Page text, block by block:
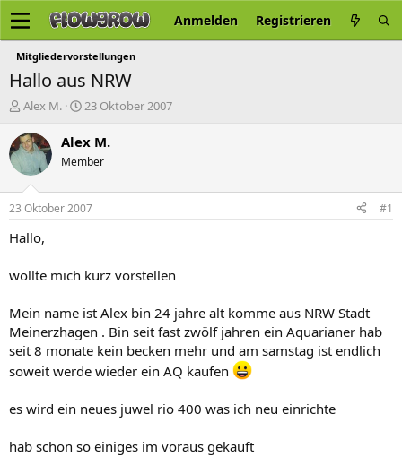
Anmelden Registrieren
Mitgliedervorstellungen
Hallo aus NRW
E
s
t
e
e
r
Alex M.
E
s
e
l
t
23 Oktober 2007
Alex M.
Member
23 Oktober 2007 #1
Hallo,
wollte mich kurz vorstellen
Mein name ist Alex bin 24 jahre alt komme aus NRW Stadt
Meinerzhagen . Bin seit fast zwölf jahren ein Aquarianer hab
seit 8 monate kein becken mehr und am samstag ist endlich
soweit werde wieder ein AQ kaufen
es wird ein neues juwel rio 400 was ich neu einrichte
hab schon so einiges im voraus gekauft